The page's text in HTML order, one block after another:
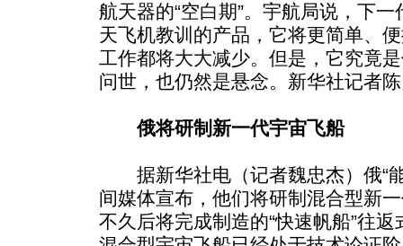
航天器的“空白期”。宇航局说，下
天飞机教训的产品，它将更简单、
工作都将大大减少。但是，它究竟
问世，也仍然是悬念。新华社记者
俄将研制新一代宇宙飞船
据新华社电（记者魏忠杰）俄“
间媒体宣布，他们将研制混合型新
不久后将完成制造的“快速帆船”往